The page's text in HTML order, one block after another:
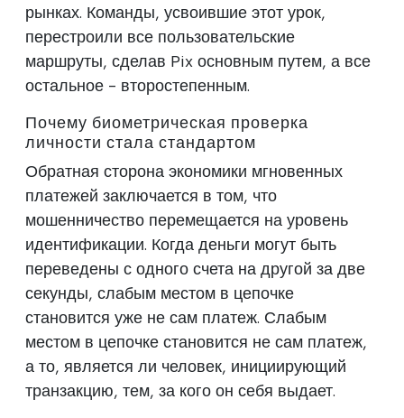
рынках. Команды, усвоившие этот урок,
перестроили все пользовательские
маршруты, сделав Pix основным путем, а все
остальное - второстепенным.
Почему биометрическая проверка
личности стала стандартом
Обратная сторона экономики мгновенных
платежей заключается в том, что
мошенничество перемещается на уровень
идентификации. Когда деньги могут быть
переведены с одного счета на другой за две
секунды, слабым местом в цепочке
становится уже не сам платеж. Слабым
местом в цепочке становится не сам платеж,
а то, является ли человек, инициирующий
транзакцию, тем, за кого он себя выдает.